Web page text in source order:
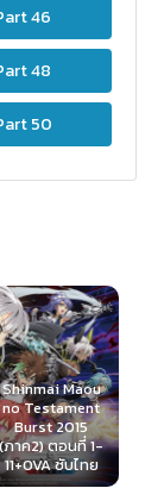
46
48
50
Air 2005 ใต้
ท้องฟ้าที่กว้าง
ใหญ่ ตอนที่ 1-
พากย์ไทย